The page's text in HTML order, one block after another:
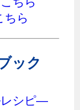
ちら
ック
レシピ―